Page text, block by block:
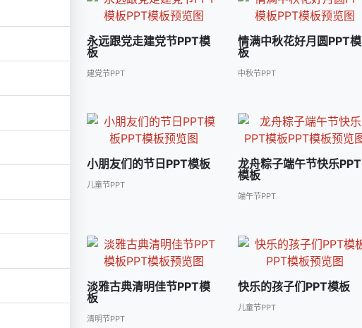
永远跟党走建党节PPT模
板
建党节PPT
情满中秋花好月圆PPT模
板
中秋节PPT
小朋友们的节日PPT模板
儿童节PPT
龙舟粽子端午节快乐PPT
模板
端午节PPT
淡雅古典清明佳节PPT模
板
清明节PPT
快乐的孩子们PPT模板
儿童节PPT